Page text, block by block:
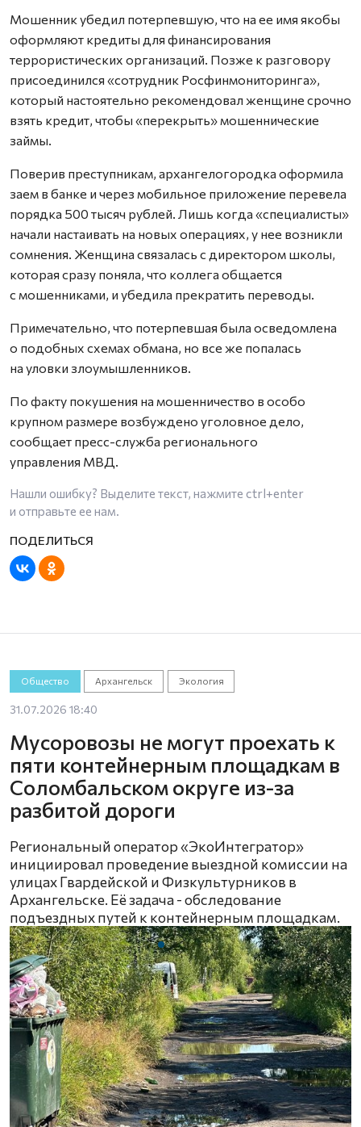
Мошенник убедил потерпевшую, что на ее имя якобы
оформляют кредиты для финансирования
террористических организаций. Позже к разговору
присоединился «сотрудник Росфинмониторинга»,
который настоятельно рекомендовал женщине срочно
взять кредит, чтобы «перекрыть» мошеннические
займы.
Поверив преступникам, архангелогородка оформила
заем в банке и через мобильное приложение перевела
порядка 500 тысяч рублей. Лишь когда «специалисты»
начали настаивать на новых операциях, у нее возникли
сомнения. Женщина связалась с директором школы,
которая сразу поняла, что коллега общается
с мошенниками, и убедила прекратить переводы.
Примечательно, что потерпевшая была осведомлена
о подобных схемах обмана, но все же попалась
на уловки злоумышленников.
По факту покушения на мошенничество в особо
крупном размере возбуждено уголовное дело,
сообщает пресс-служба регионального
управления МВД.
Нашли ошибку? Выделите текст, нажмите ctrl+enter
и отправьте ее нам.
Общество Архангельск Экология
31.07.2026 18:40
Мусоровозы не могут проехать к
пяти контейнерным площадкам в
Соломбальском округе из-за
разбитой дороги
Региональный оператор «ЭкоИнтегратор»
инициировал проведение выездной комиссии на
улицах Гвардейской и Физкультурников в
Архангельске. Её задача - обследование
подъездных путей к контейнерным площадкам.